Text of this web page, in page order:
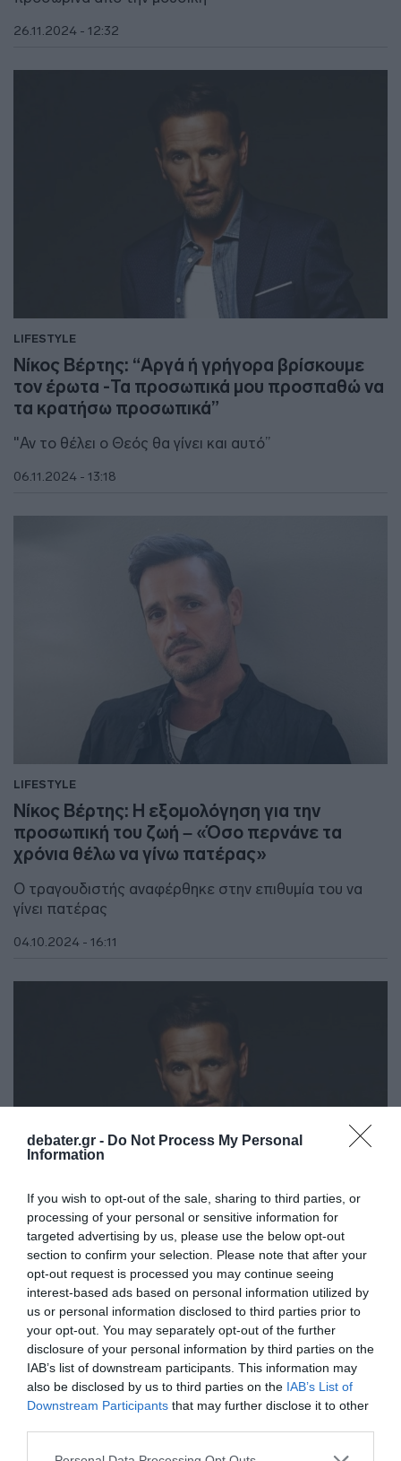
debater.gr - Do Not Process My Personal
Information
If you wish to opt-out of the sale, sharing to third parties, or
processing of your personal or sensitive information for
targeted advertising by us, please use the below opt-out
section to confirm your selection. Please note that after your
opt-out request is processed you may continue seeing
interest-based ads based on personal information utilized by
us or personal information disclosed to third parties prior to
your opt-out. You may separately opt-out of the further
disclosure of your personal information by third parties on the
IAB’s list of downstream participants. This information may
also be disclosed by us to third parties on the IAB’s List of
Downstream Participants that may further disclose it to other
Please note that this website/app uses one or more Google
26.11.2024 - 12:32
LIFESTYLE
Νίκος Βέρτης: “Αργά ή γρήγορα βρίσκουμε
τον έρωτα -Τα προσωπικά μου προσπαθώ να
τα κρατήσω προσωπικά”
"Αν το θέλει ο Θεός θα γίνει και αυτό”
06.11.2024 - 13:18
LIFESTYLE
Νίκος Βέρτης: Η εξομολόγηση για την
προσωπική του ζωή – «Όσο περνάνε τα
χρόνια θέλω να γίνω πατέρας»
Ο τραγουδιστής αναφέρθηκε στην επιθυμία του να
γίνει πατέρας
04.10.2024 - 16:11
LIFESTYLE
Νίκος Βέρτης – Τα συγκινητικά λόγια στον
Βασίλη Καρρά, κατά την διάρκεια συναυλίας
του
Η αφιέρωση που του έκανε
21.08.2024 - 09:44